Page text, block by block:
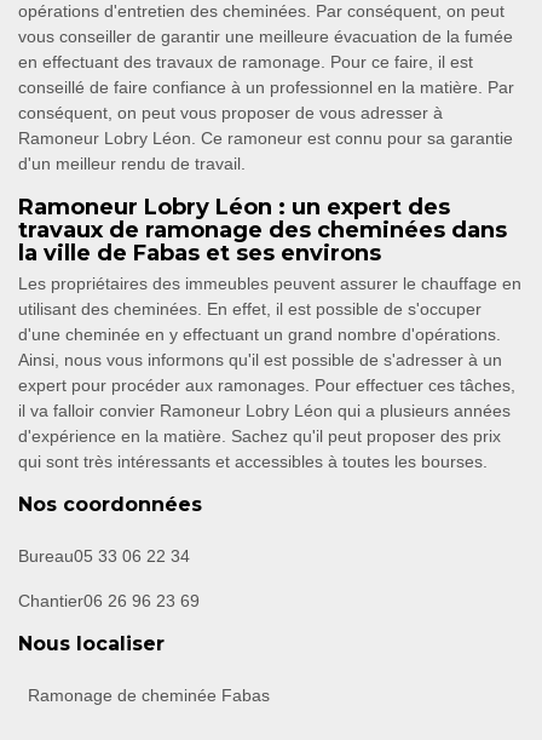
opérations d'entretien des cheminées. Par conséquent, on peut
vous conseiller de garantir une meilleure évacuation de la fumée
en effectuant des travaux de ramonage. Pour ce faire, il est
conseillé de faire confiance à un professionnel en la matière. Par
conséquent, on peut vous proposer de vous adresser à
Ramoneur Lobry Léon. Ce ramoneur est connu pour sa garantie
d'un meilleur rendu de travail.
Ramoneur Lobry Léon : un expert des
travaux de ramonage des cheminées dans
la ville de Fabas et ses environs
Les propriétaires des immeubles peuvent assurer le chauffage en
utilisant des cheminées. En effet, il est possible de s'occuper
d'une cheminée en y effectuant un grand nombre d'opérations.
Ainsi, nous vous informons qu'il est possible de s'adresser à un
expert pour procéder aux ramonages. Pour effectuer ces tâches,
il va falloir convier Ramoneur Lobry Léon qui a plusieurs années
d'expérience en la matière. Sachez qu'il peut proposer des prix
qui sont très intéressants et accessibles à toutes les bourses.
Nos coordonnées
Bureau05 33 06 22 34
Chantier06 26 96 23 69
Nous localiser
Ramonage de cheminée Fabas